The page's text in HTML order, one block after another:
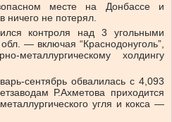
месте на Донбассе и
ничего не потерял.
контроля над 3 угольными
— включая “Краснодонуголь”,
металлургическому холдингу
сентябрь обвалилась с 4,093
Р.Ахметова приходится
угля и кокса —